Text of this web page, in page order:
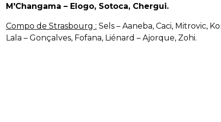
M'Changama – Elogo, Sotoca, Chergui.
Compo de Strasbourg : Sels – Aaneba, Caci, Mitrovic,
Lala – Gonçalves, Fofana, Liénard – Ajorque, Zohi.